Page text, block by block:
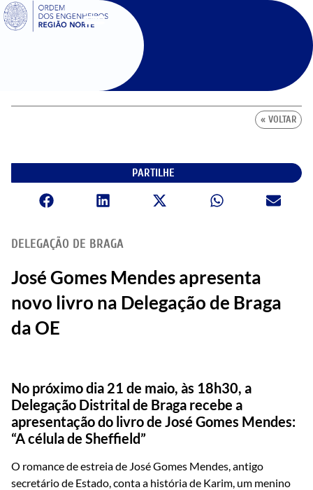
SIGOE
« VOLTAR
PARTILHE
DELEGAÇÃO DE BRAGA
José Gomes Mendes apresenta
novo livro na Delegação de Braga
da OE
No próximo dia 21 de maio, às 18h30, a
Delegação Distrital de Braga recebe a
apresentação do livro de José Gomes Mendes:
“A célula de Sheffield”
O romance de estreia de José Gomes Mendes, antigo
secretário de Estado, conta a história de Karim, um menino